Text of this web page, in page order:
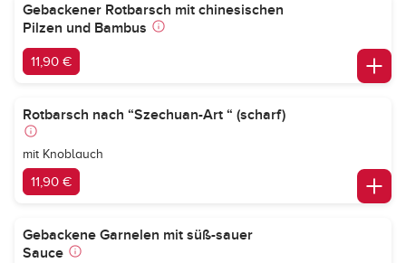
Gebackener Rotbarsch mit chinesischen
Pilzen und Bambus
11,90 €
Rotbarsch nach “Szechuan-Art “ (scharf)
mit Knoblauch
11,90 €
Gebackene Garnelen mit süß-sauer
Sauce